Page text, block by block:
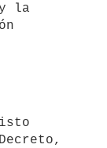
la